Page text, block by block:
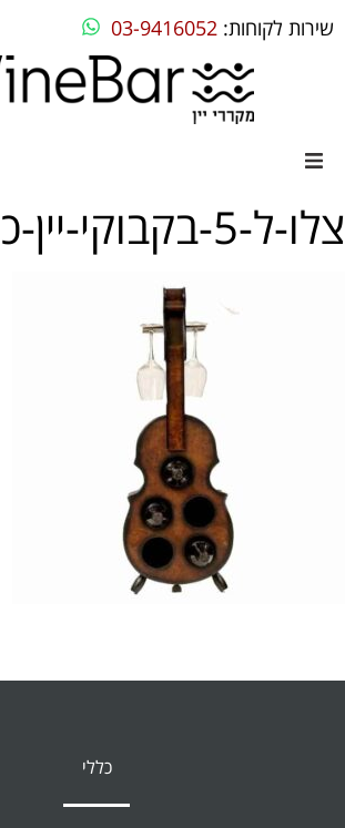
שירות לקוחות: 03-9416052
מקררי יין
מקרר יין מדחס
מקרר יין אינטגרלי
צלו-ל-5-בקבוקי-יין-כוסות
כללי